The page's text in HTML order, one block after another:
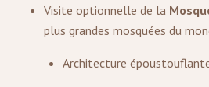
Visite optionnelle de la
plus grandes mosquées du
Architecture